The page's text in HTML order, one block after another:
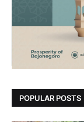
POPULAR POSTS